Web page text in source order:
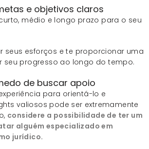
e objetivos claros
médio e longo prazo para o seu
seus esforços e te proporcionar uma
seu progresso ao longo do tempo.
de buscar apoio
para orientá-lo e
valiosos pode ser extremamente
considere a possibilidade de ter um
alguém especializado em
jurídico.